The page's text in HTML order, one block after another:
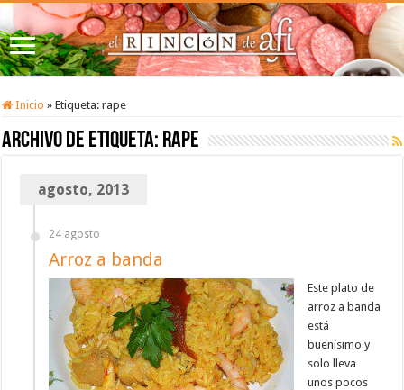
Inicio » Etiqueta:rape
Archivo de etiqueta: rape
agosto, 2013
24 agosto
Arroz a banda
Este plato de
arroz a banda
está
buenísimo y
solo lleva
unos pocos